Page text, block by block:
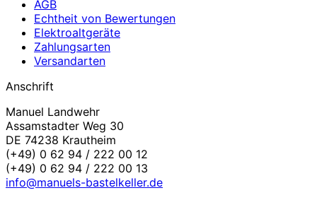
AGB
Echtheit von Bewertungen
Elektroaltgeräte
Zahlungsarten
Versandarten
Anschrift
Manuel Landwehr
Assamstadter Weg 30
DE 74238 Krautheim
(+49) 0 62 94 / 222 00 12
(+49) 0 62 94 / 222 00 13
info@manuels-bastelkeller.de